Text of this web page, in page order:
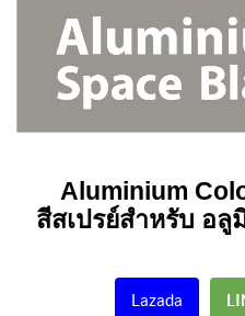
Aluminium
สีสเปรย์สำหรับ อลู
Lazada